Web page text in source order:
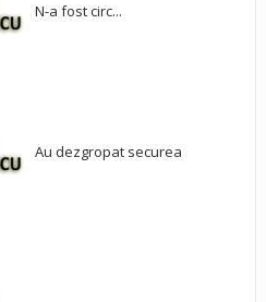
N-a fost circ...
Au dezgropat securea